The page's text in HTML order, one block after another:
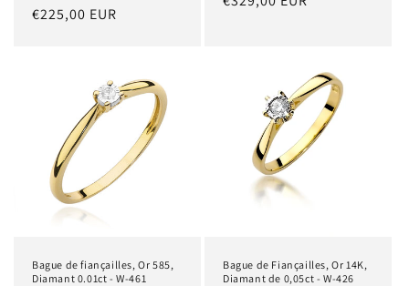
Prix
€225,00 EUR
Bague de fiançailles, Or 585,
Diamant 0.01ct - W-461
Bague de Fiançailles, Or 14K,
Diamant de 0,05ct - W-426